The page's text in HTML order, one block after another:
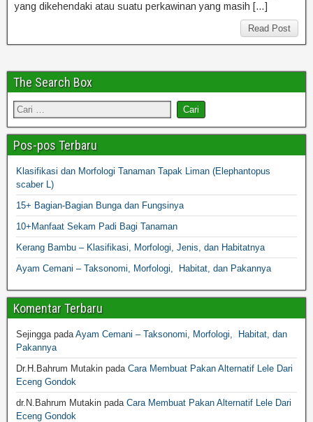
yang dikehendaki atau suatu perkawinan yang masih […]
Read Post
The Search Box
Pos-pos Terbaru
Klasifikasi dan Morfologi Tanaman Tapak Liman (Elephantopus
scaber L)
15+ Bagian-Bagian Bunga dan Fungsinya
10+Manfaat Sekam Padi Bagi Tanaman
Kerang Bambu – Klasifikasi, Morfologi, Jenis, dan Habitatnya
Ayam Cemani – Taksonomi, Morfologi, Habitat, dan Pakannya
Komentar Terbaru
SejinggapadaAyam Cemani – Taksonomi, Morfologi, Habitat, dan
Pakannya
Dr.H.Bahrum Mutakin pada Cara Membuat Pakan Alternatif Lele Dari
Eceng Gondok
dr.N.Bahrum Mutakin pada Cara Membuat Pakan Alternatif Lele Dari
Eceng Gondok